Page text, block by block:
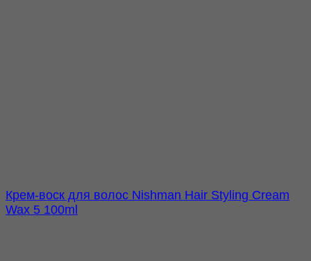
Крем-воск для волос Nishman Hair Styling Cream
Wax 5 100ml